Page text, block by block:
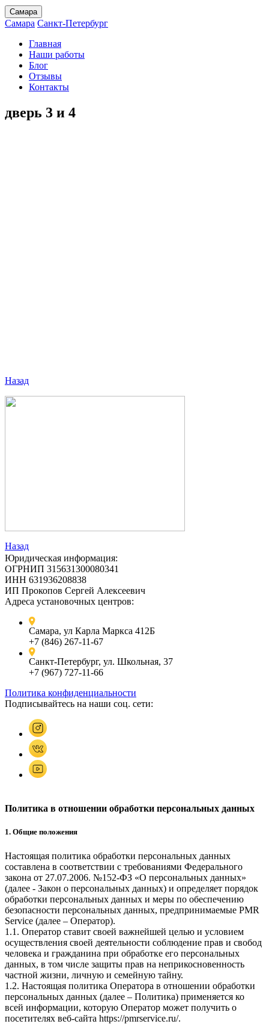
Самара
Самара Санкт-Петербург
Главная
Наши работы
Блог
Отзывы
Контакты
дверь 3 и 4
Назад
Назад
Юридическая информация:
ОГРНИП 315631300080341
ИНН 631936208838
ИП Прокопов Сергей Алексеевич
Адреса установочных центров:
Самара, ул Карла Маркса 412Б
+7 (846) 267-11-67
Санкт-Петербург, ул. Школьная, 37
+7 (967) 727-11-66
Политика конфиденциальности
Подписывайтесь на наши соц. сети:
Политика в отношении обработки персональных данных
1. Общие положения
Настоящая политика обработки персональных данных
составлена в соответствии с требованиями Федерального
закона от 27.07.2006. №152-ФЗ «О персональных данных»
(далее - Закон о персональных данных) и определяет порядок
обработки персональных данных и меры по обеспечению
безопасности персональных данных, предпринимаемые PMR
Service (далее – Оператор).
1.1. Оператор ставит своей важнейшей целью и условием
осуществления своей деятельности соблюдение прав и свобод
человека и гражданина при обработке его персональных
данных, в том числе защиты прав на неприкосновенность
частной жизни, личную и семейную тайну.
1.2. Настоящая политика Оператора в отношении обработки
персональных данных (далее – Политика) применяется ко
всей информации, которую Оператор может получить о
посетителях веб-сайта https://pmrservice.ru/.